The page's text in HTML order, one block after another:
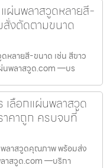
ผ่นพลาสวูดหลายสี-
สั่งตัดตามขนาด
หลายสี-ขนาด เช่น สีขาว
นพลาสวูด.com —บร
เลือกแผ่นพลาสวูด
คาถูก ครบจบที่
พลาสวูดคุณภาพ พร้อมส่ง
าสวูด.com —บริกา